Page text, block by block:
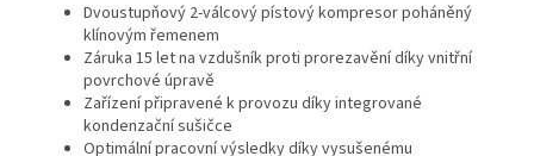
Dvoustupňový 2-válcový pístový kompresor poháněný
klínovým řemenem
Záruka 15 let na vzdušník proti prorezavění díky vnitřní
povrchové úpravě
Zařízení připravené k provozu díky integrované
kondenzační sušičce
Optimální pracovní výsledky díky vysušenému